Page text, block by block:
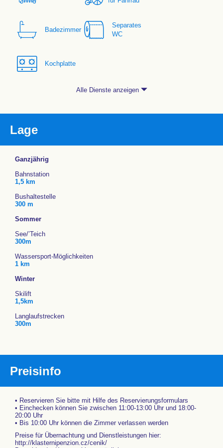
Badezimmer
Separates
WC
Kochplatte
Alle Dienste anzeigen
Lage
Ganzjährig
Bahnstation
1,5 km
Bushaltestelle
300 m
Sommer
See/’Teich
300m
Wassersport-Möglichkeiten
1 km
Winter
Skilift
1,5km
Langlaufstrecken
300m
Preisinfo
• Reservieren Sie bitte mit Hilfe des Reservierungsformulars
• Einchecken können Sie zwischen 11:00-13:00 Uhr und 18:00-
20:00 Uhr
• Bis 10:00 Uhr können die Zimmer verlassen werden
Preise für Übernachtung und Dienstleistungen hier:
http://klasternipenzion.cz/cenik/